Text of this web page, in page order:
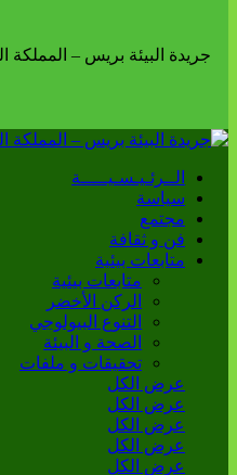
الــرئـيـسـيـــــة
سياسة
مجتمع
فن و ثقافة
متابعات بيئية
متابعات بيئية
الركن الأخضر
التنوع البيولوجي
الصحة و البيئة
تحقيقات و ملفات
عرض الكل
عرض الكل
عرض الكل
عرض الكل
عرض الكل